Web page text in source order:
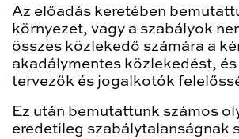
Az előadás keretében
környezet, vagy a szabályok
összes közlekedő számára a
akadálymentes közlekedést,
tervezők és jogalkotók
Ez után bemutattunk számos
eredetileg szabálytalanságnak